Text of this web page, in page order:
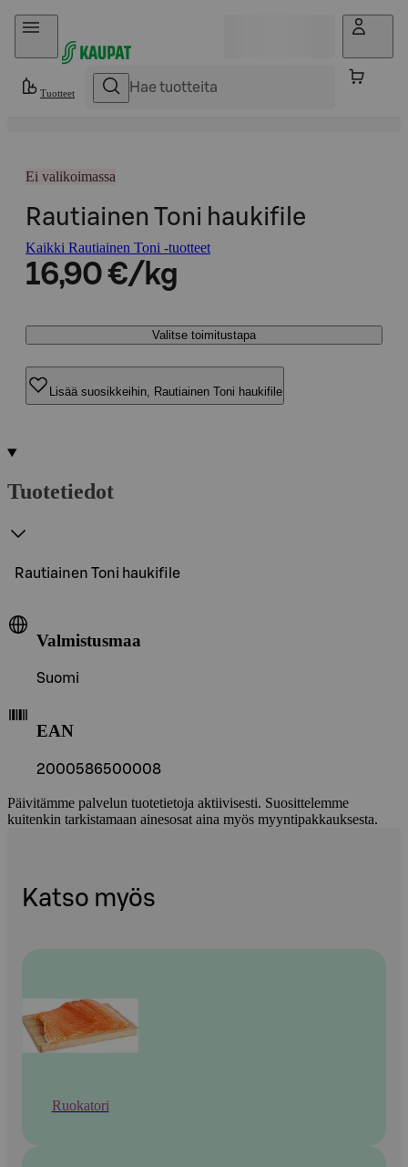
Hyppää sisältöön
Tuotteet
Ei valikoimassa
Rautiainen Toni haukifile
Kaikki Rautiainen Toni -tuotteet
16,90 €/kg
Valitse toimitustapa
Lisää suosikkeihin, Rautiainen Toni haukifile
Tuotetiedot
Rautiainen Toni haukifile
Valmistusmaa
Suomi
EAN
2000586500008
Päivitämme palvelun tuotetietoja aktiivisesti. Suosittelemme
kuitenkin tarkistamaan ainesosat aina myös myyntipakkauksesta.
Katso myös
Ruokatori